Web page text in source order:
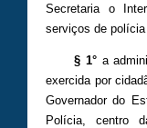
Secretaria o
serviços de polícia
§ 1°a
exercida por
Governador do
Polícia, centro